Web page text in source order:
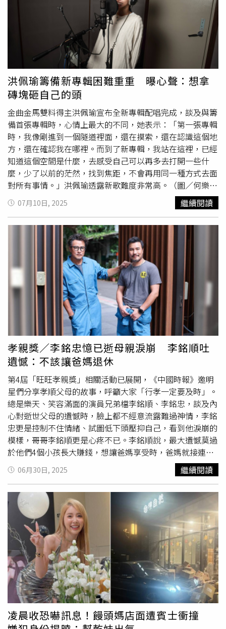
順的奶油，綿密細緻，並點綴專屬訂製果醬與品牌插牌，細
節滿溢法式風格。特別設計的互動抹面體驗，不僅為下午茶
增添樂趣，更完成一件「親手完成法式藝術品」，最後在搭
配上酸甜可口的草莓歐蕾，迷人滋味在嘴裡久難忘懷。（圖
／品牌提供）（圖／品牌提供）Repetto x 南美春室 餐點聯
名期間：2025年7月1日（二）至7月31日（四）扭蛋活動期
間：2025年7月1日（二）至7月31日（四）活動地點：台南
市中西區忠義路一段2號5F（台南市美術館二館）週一公
休。跨界聯名：MARITHÉ+FRANҪOIS GIRBAUD x
CASETiFY，法式浪漫的鬆弛感時尚從法國紅到韓國，多位
明星包括高允貞、Jennie、IU 等都愛不釋手
的 MARITHÉ+FRANҪOISGIRBAUD ，以經典丹寧與現代簡
約設計完美融合，CASETiFY這次推出聯名系列，打造出兼
具時尚美感與實用性的電子配件，為日常展現率性又優雅的
鬆弛感時尚。（圖／品牌提供）全新
MARITHÉ+FRANҪOISGIRBAUD x CASETiFY 聯名系列，將
經典丹寧元素注入法式清新時尚中，精心策畫一場專屬於夏
日的時尚盛宴。從懷舊的復古棒球標誌，再到簡約的現代線
條設計，隨性而不失典雅的生活態度讓人愛不釋手。無論是
在午後陽光下的街頭散步，或是一場海邊微風中的浪漫邂
逅，MARITHÉ+FRANҪOIS GIRBAUD x CASETiFY 聯名系列
都能帶來絲毫不費力的低調時尚氛圍！（圖／品牌提供）
（圖／品牌提供）
洪佩瑜籌備新專輯困難重重 曝心聲：想拿
磚塊砸自己的頭
金曲金馬雙料得主洪佩瑜宣布全新專輯配唱完成，談及與籌
備首張專輯時，心情上最大的不同，她表示：「第一張專輯
時，我像剛進到一個隧道裡面，還在摸索，還在認識這個地
方，還在確認我在哪裡。而到了新專輯，我站在這裡，已經
知道這個空間是什麼，去感受自己可以再多去打開一些什
麼，少了以前的茫然，找到焦距，不會再用同一種方式去面
對所有事情。」洪佩瑜透露新歌難度非常高。（圖／何樂音
樂提供）首張專輯《明室》洪佩瑜以自己為出發點，唱的大
多是自己的觀點，形同自我介紹，到了二專她透露關於歌曲
角色轉換過程中的艱難，「因為第二張專輯，團隊有一個共
識，就是拉開和我自己的距離，去跟更多人有所連結，更貼
近別人一點。這對我來說一開始會有點拉扯，我需要花更多
時間去理解，移到這個距離去感受這個世界，這對我來說是
一個滿大的挑戰，這當中有很多不確定性，不舒服感，我不
確定我自己做不做得到，一直到我聽到錄好的成品時，才鬆
開了這些不適感。」洪佩瑜籌備第二張專輯方方面面都不容
易，光收歌就超過一年，配唱唱了四個月，其中有好幾首的
難度又十分「驚人」，砍掉重練好幾次，就如殺青當天，看
著公司準備的磚塊道具，洪佩瑜有種劫後餘生的心情：「有
些歌真的難到配唱時很想拿磚塊砸自己的頭，包括歌的咬
合，這些內容進到我身體裡轉譯出來的過程、以我的立場唱
出來等等，都非常艱難。」但她也同時表示，做第二張專輯
是很好的訓練，有時候內心會一直在縮起來的狀態，但新專
輯的內容又需要不停打開很多新的東西。首張專輯」就讓洪
佩瑜拿下金曲新人獎，隨後為電影《本日 公休》演唱的主題
曲〈同款〉又拿下金馬獎最佳原創歌曲獎，問及獲獎是助力
還是壓力？洪佩瑜很坦然地說：「我覺得是助力，不是壓
力。得獎就是那個階段大家一起做出來的事情所獲得的肯
定，而下一個階段又是全新的事。」她也表示非常喜歡整個
團隊全心全意努力的過程，更喜歡看著有好的成果後，每個
工作人員開心的樣子。
07月10日, 2025 繼續閱讀
孝親獎／李銘忠憶已逝母親淚崩 李銘順吐
遺憾：不該讓爸媽退休
第4屆「旺旺孝親獎」相關活動已展開，《中國時報》邀明
星們分享孝順父母的故事，呼籲大家「行孝一定要及時」。
總是樂天、笑容滿面的演員兄弟檔李銘順、李銘忠，談及內
心對逝世父母的遺憾時，臉上都不經意流露難過神情，李銘
忠更是控制不住情緒、試圖低下頭壓抑自己，看到他淚崩的
模樣，哥哥李銘順更是心疼不已。李銘順說，最大遺憾莫過
於他們4個小孩長大賺錢，想讓爸媽享受時，爸媽就接連生
病，「他們哪都不能去，只能躺在家，後來也有點記不清我
們兩個誰是誰」，李銘忠也透露，媽媽生病後期，常把他誤
認成李銘順。李銘忠（左）、李銘順十分孝順。（圖／陳俊
吉攝）李銘順自責表示，如果時間能重來，他絕對不會要求
爸媽退休享清福，「我當初就是叫我媽不要工作，病才全部
來。我現在會跟她講『妳繼續工作，但不要做那麼多，不要
讓妳的引擎突然停下來』，人一停很容易什麼毛病都來、開
始退化。」很黏媽媽的李銘忠坦言，他其實很想對辛苦一生
的爸媽說「是時候讓我來照顧你們，是時候換我來牽你們的
手」，或許是想起跟爸媽相處的點點滴滴，李銘忠話一說完
就強忍淚水，最後淚崩到說不出話。李銘順在旁安慰，表示
李銘忠在媽媽離世前都一直陪在身邊，母子間有一起度過最
後時光。李銘順透露對於爸媽的自責和遺憾。（圖／陳俊吉
攝）一講起媽媽，李銘順、李銘忠爭相發言，有著分享不完
06月30日, 2025 繼續閱讀
凌晨收恐嚇訊息！饅頭媽店面遭賓士衝撞